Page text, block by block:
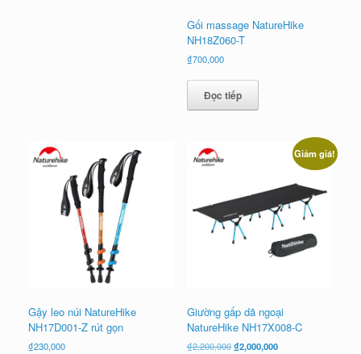
Gối massage NatureHike
NH18Z060-T
₫700,000
Đọc tiếp
Gậy leo núi NatureHike
NH17D001-Z rút gọn
₫230,000
Giảm giá!
Giường gấp dã ngoại
NatureHike NH17X008-C
₫2,200,000 Giá
₫2,000,000Giá